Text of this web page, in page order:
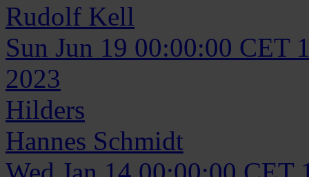
Rudolf Kell
Sun Jun 19 00:00:00 CET
2023
Hilders
Hannes Schmidt